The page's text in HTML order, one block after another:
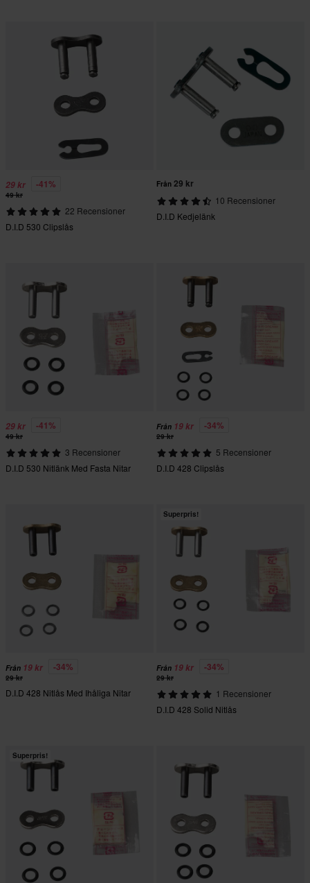
29 kr -41%
49 kr
22 Recensioner
D.I.D 530 Clipslås
Från 29 kr
10 Recensioner
D.I.D Kedjelänk
29 kr -41%
49 kr
3 Recensioner
D.I.D 530 Nitlänk Med Fasta Nitar
Från 19 kr -34%
29 kr
5 Recensioner
D.I.D 428 Clipslås
Från 19 kr -34%
29 kr
D.I.D 428 Nitlås Med Ihåliga Nitar
Superpris!
Från 19 kr -34%
29 kr
1 Recensioner
D.I.D 428 Solid Nitlås
Superpris!